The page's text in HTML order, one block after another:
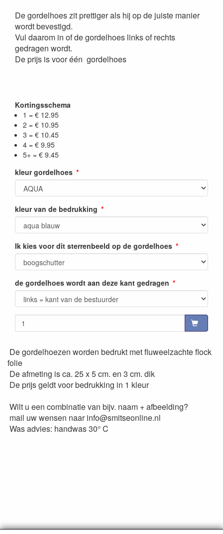
De gordelhoes zit prettiger als hij op de juiste manier
wordt bevestigd.
Vul daarom in of de gordelhoes links of rechts
gedragen wordt.
De prijs is voor één gordelhoes
Kortingsschema
1 = € 12.95
2 = € 10.95
3 = € 10.45
4 = € 9.95
5+ = € 9.45
kleur gordelhoes
kleur van de bedrukking
Ik kies voor dit sterrenbeeld op de gordelhoes
de gordelhoes wordt aan deze kant gedragen
De gordelhoezen worden bedrukt met fluweelzachte flock
folie
De afmeting is ca. 25 x 5 cm. en 3 cm. dik
De prijs geldt voor bedrukking in 1 kleur
Wilt u een combinatie van bijv. naam + afbeelding?
mail uw wensen naar info@smitseonline.nl
Was advies: handwas 30° C